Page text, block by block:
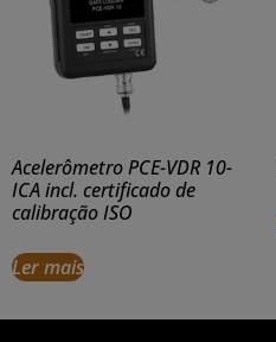
Acelerômetro PCE-VDR 10-
ICA incl. certificado de
calibração ISO
Ler mais